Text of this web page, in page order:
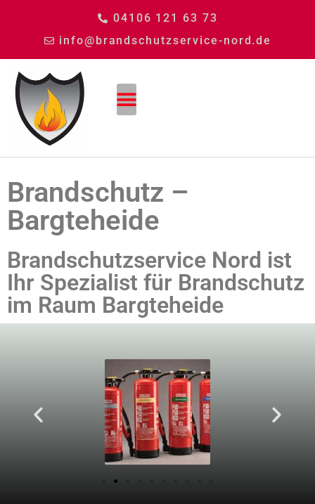
04106 121 63 73
info@brandschutzservice-nord.de
Brandschutz –
Bargteheide
Brandschutzservice Nord ist
Ihr Spezialist für Brandschutz
im Raum Bargteheide